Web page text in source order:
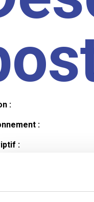
:
:
:
et horaires :
: